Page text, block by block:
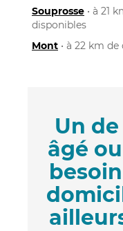
Souprosse • à 21
disponibles
Mont • à 22 km
Un
âgé